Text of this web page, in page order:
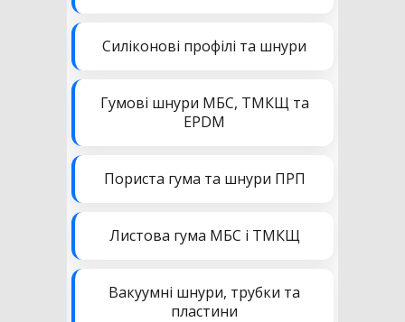
Силіконові профілі та шнури
Гумові шнури МБС, ТМКЩ та
EPDM
Пориста гума та шнури ПРП
Листова гума МБС і ТМКЩ
Вакуумні шнури, трубки та
пластини